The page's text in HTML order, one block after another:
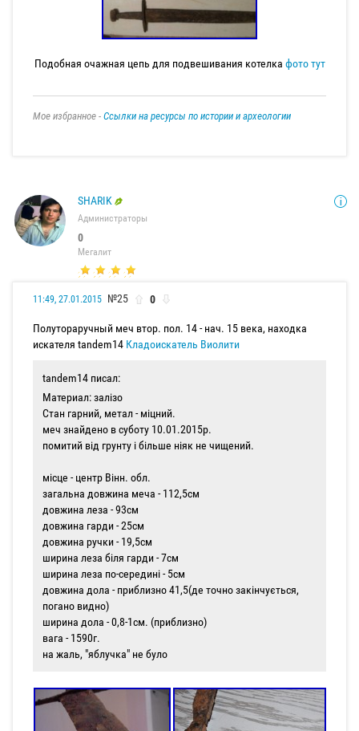
Подобная очажная цепь для подвешивания котелка фото тут
Мое избранное - Ссылки на ресурсы по истории и археологии
SHARIK
Администраторы
0
Мегалит
11:49, 27.01.2015 №25 0
Полутораручный меч втор. пол. 14 - нач. 15 века, находка
искателя tandem14 Кладоискатель Виолити
tandem14 писал:
Материал: залізо
Стан гарний, метал - міцний.
меч знайдено в суботу 10.01.2015р.
помитий від грунту і більше ніяк не чищений.
місце - центр Вінн. обл.
загальна довжина меча - 112,5см
довжина леза - 93см
довжина гарди - 25см
довжина ручки - 19,5см
ширина леза біля гарди - 7см
ширина леза по-середині - 5см
довжина дола - приблизно 41,5(де точно закінчується,
погано видно)
ширина дола - 0,8-1см. (приблизно)
вага - 1590г.
на жаль, "яблучка" не було